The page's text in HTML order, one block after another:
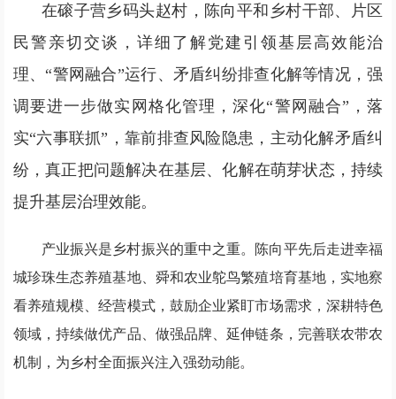
在磙子营乡码头赵村，陈向平和乡村干部、片区
民警亲切交谈，详细了解党建引领基层高效能治
理、“警网融合”运行、矛盾纠纷排查化解等情况，强
调要进一步做实网格化管理，深化“警网融合”，落
实“六事联抓”，靠前排查风险隐患，主动化解矛盾纠
纷，真正把问题解决在基层、化解在萌芽状态，持续
提升基层治理效能。
产业振兴是乡村振兴的重中之重。陈向平先后走进幸福
城珍珠生态养殖基地、舜和农业鸵鸟繁殖培育基地，实地察
看养殖规模、经营模式，鼓励企业紧盯市场需求，深耕特色
领域，持续做优产品、做强品牌、延伸链条，完善联农带农
机制，为乡村全面振兴注入强劲动能。